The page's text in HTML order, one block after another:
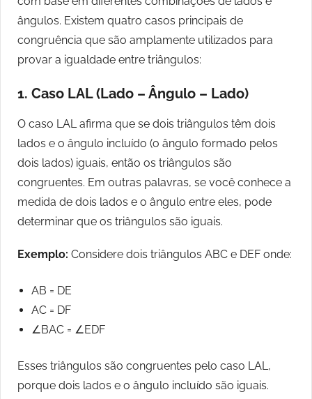
ângulos. Existem quatro casos principais de
congruência que são amplamente utilizados para
provar a igualdade entre triângulos:
1. Caso LAL (Lado – Ângulo – Lado)
O caso LAL afirma que se dois triângulos têm dois
lados e o ângulo incluído (o ângulo formado pelos
dois lados) iguais, então os triângulos são
congruentes. Em outras palavras, se você conhece a
medida de dois lados e o ângulo entre eles, pode
determinar que os triângulos são iguais.
Exemplo: Considere dois triângulos ABC e DEF onde:
AB = DE
AC = DF
∠BAC = ∠EDF
Esses triângulos são congruentes pelo caso LAL,
porque dois lados e o ângulo incluído são iguais.